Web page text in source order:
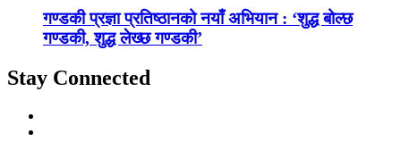
गण्डकी प्रज्ञा प्रतिष्ठानको नयाँ अभियान : ‘शुद्ध बोल्छ
गण्डकी, शुद्ध लेख्छ गण्डकी’
Stay Connected